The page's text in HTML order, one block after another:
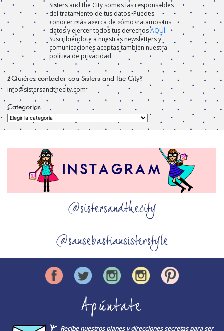
Sisters and the City somos las responsables
del tratamiento de tus datos. Puedes
conocer más acerca de cómo tratamos tus
datos y ejercer todos tus derechosAQUÍ.
Suscribiéndote a nuestras newsletters y
comunicaciones aceptas también nuestra
política de privacidad.
¿Quiéres contactar con Sisters and the City?
info@sistersandthecity.com
Categorías
Categorías
@sistersandthecity
@sansebastiansisterstyle
Apúntate
Recibe nuestros planes y direcciones secretas para ser